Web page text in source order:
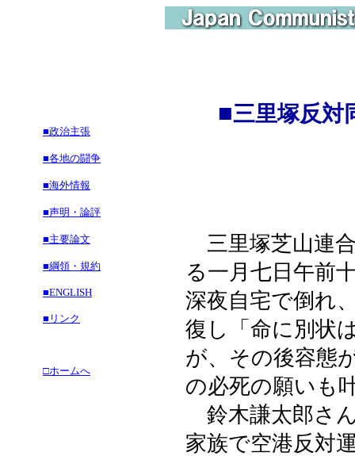
■政治主張
■各地の闘争
■海外情報
■声明・論評
■主要論文
■綱領・規約
■ENGLISH
■リンク
□ホームへ
■三里塚反対
三里塚芝山連
る一月七日午前
深夜自宅で倒れ
復し「命に別状
が、その後容態
の必死の願いも
鈴木謙太郎さ
家族で空港反対